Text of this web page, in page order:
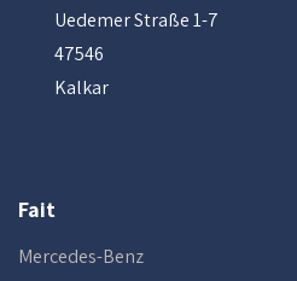
Uedemer Straße 1-7
47546
Kalkar
Fait
Mercedes-Benz